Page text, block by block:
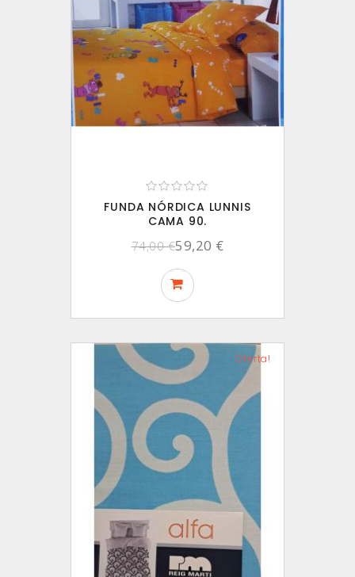
FUNDA NÓRDICA LUNNIS
CAMA 90.
74,00 €59,20 €
Oferta!